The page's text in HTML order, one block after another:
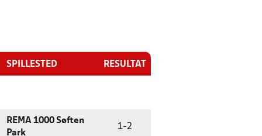
SPILLESTED RESULTAT
REMA 1000 Søften
Park
1-2